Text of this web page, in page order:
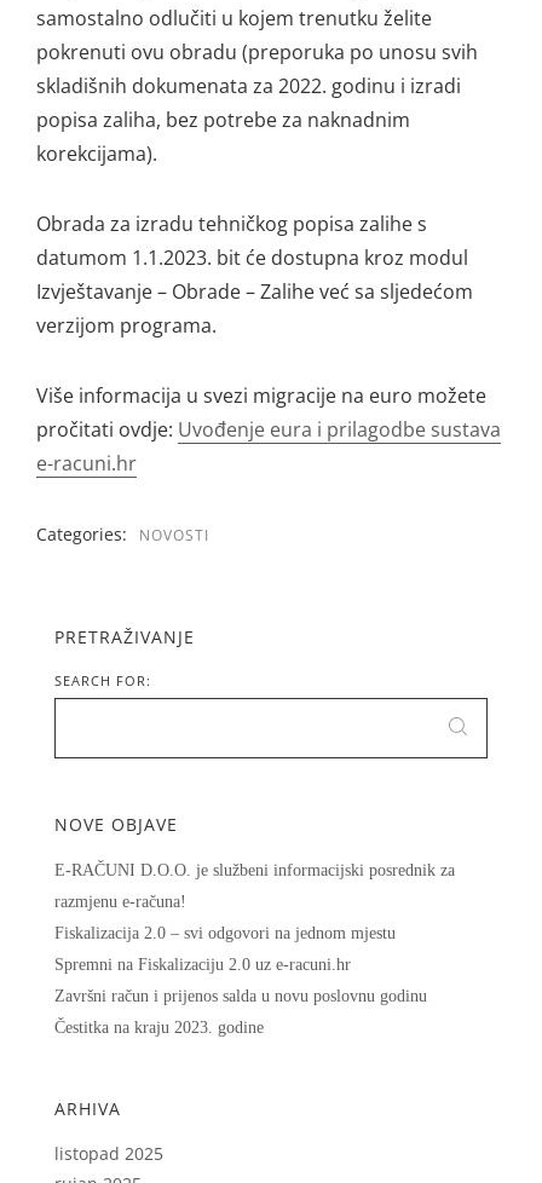
samostalno odlučiti u kojem trenutku želite
pokrenuti ovu obradu (preporuka po unosu svih
skladišnih dokumenata za 2022. godinu i izradi
popisa zaliha, bez potrebe za naknadnim
korekcijama).
Obrada za izradu tehničkog popisa zalihe s
datumom 1.1.2023. bit će dostupna kroz modul
Izvještavanje – Obrade – Zalihe već sa sljedećom
verzijom programa.
Više informacija u svezi migracije na euro možete
pročitati ovdje: Uvođenje eura i prilagodbe sustava
e-racuni.hr
Categories: NOVOSTI
PRETRAŽIVANJE
SEARCH FOR:
NOVE OBJAVE
E-RAČUNI D.O.O. je službeni informacijski posrednik za
razmjenu e-računa!
Fiskalizacija 2.0 – svi odgovori na jednom mjestu
Spremni na Fiskalizaciju 2.0 uz e-racuni.hr
Završni račun i prijenos salda u novu poslovnu godinu
Čestitka na kraju 2023. godine
ARHIVA
listopad 2025